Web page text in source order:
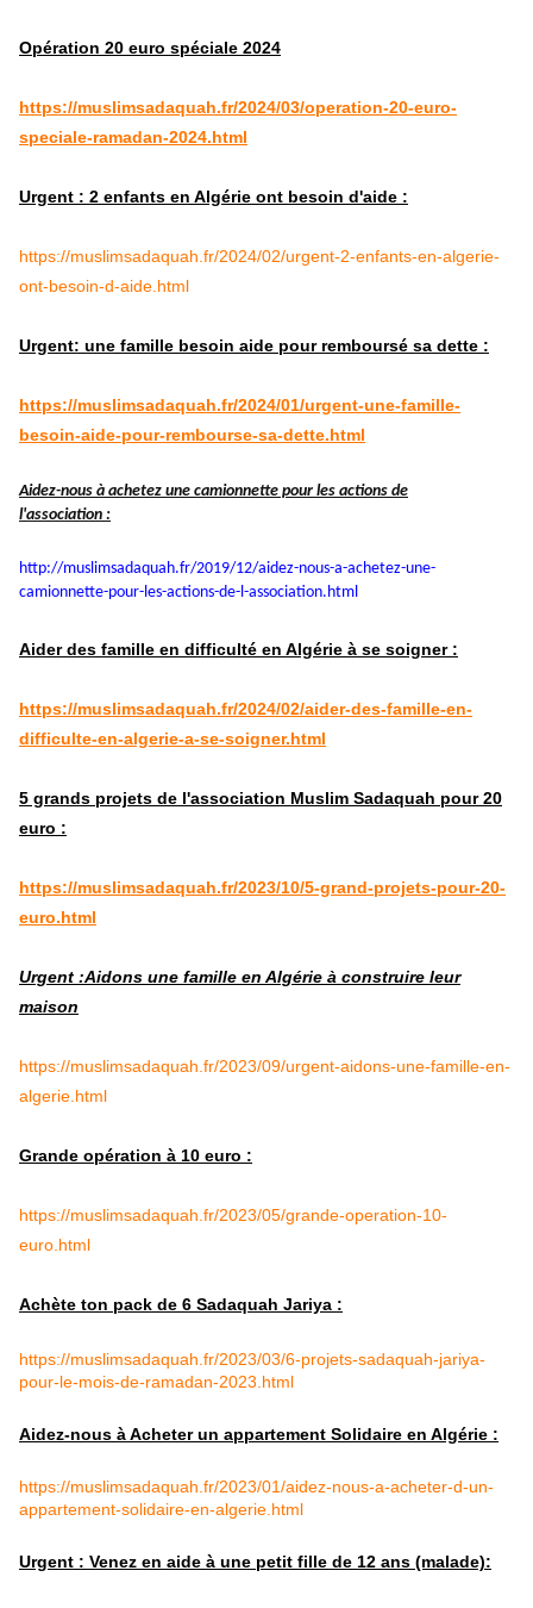
Opération 20 euro spéciale 2024
https://muslimsadaquah.fr/2024/03/operation-20-euro-
speciale-ramadan-2024.html
Urgent : 2 enfants en Algérie ont besoin d'aide :
https://muslimsadaquah.fr/2024/02/urgent-2-enfants-en-algerie-
ont-besoin-d-aide.html
Urgent: une famille besoin aide pour remboursé sa dette :
https://muslimsadaquah.fr/2024/01/urgent-une-famille-
besoin-aide-pour-rembourse-sa-dette.html
Aidez-nous à achetez une camionnette pour les actions de
l'association :
http://muslimsadaquah.fr/2019/12/aidez-nous-a-achetez-une-
camionnette-pour-les-actions-de-l-association.html
Aider des famille en difficulté en Algérie à se soigner :
https://muslimsadaquah.fr/2024/02/aider-des-famille-en-
difficulte-en-algerie-a-se-soigner.html
5 grands projets de l'association Muslim Sadaquah pour 20
euro :
https://muslimsadaquah.fr/2023/10/5-grand-projets-pour-20-
euro.html
Urgent :Aidons une famille en Algérie à construire leur
maison
https://muslimsadaquah.fr/2023/09/urgent-aidons-une-famille-en-
algerie.html
Grande opération à 10 euro :
https://muslimsadaquah.fr/2023/05/grande-operation-10-
euro.html
Achète ton pack de 6 Sadaquah Jariya :
https://muslimsadaquah.fr/2023/03/6-projets-sadaquah-jariya-
pour-le-mois-de-ramadan-2023.html
Aidez-nous à Acheter un appartement Solidaire en Algérie :
https://muslimsadaquah.fr/2023/01/aidez-nous-a-acheter-d-un-
appartement-solidaire-en-algerie.html
Urgent : Venez en aide à une petit fille de 12 ans (malade):